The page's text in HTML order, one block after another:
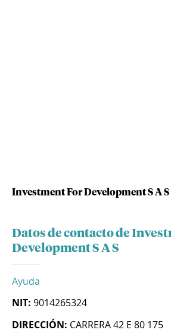
Investment For Development S A S
Datos de contacto de
Development S A S
Ayuda
NIT: 9014265324
DIRECCIÓN: CARRERA 42 E 80 175